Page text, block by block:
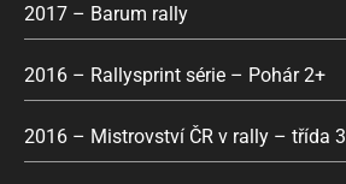
2017 – Barum rally
2016 – Rallysprint série – Pohár 2+
2016 – Mistrovství ČR v rally – třída 3